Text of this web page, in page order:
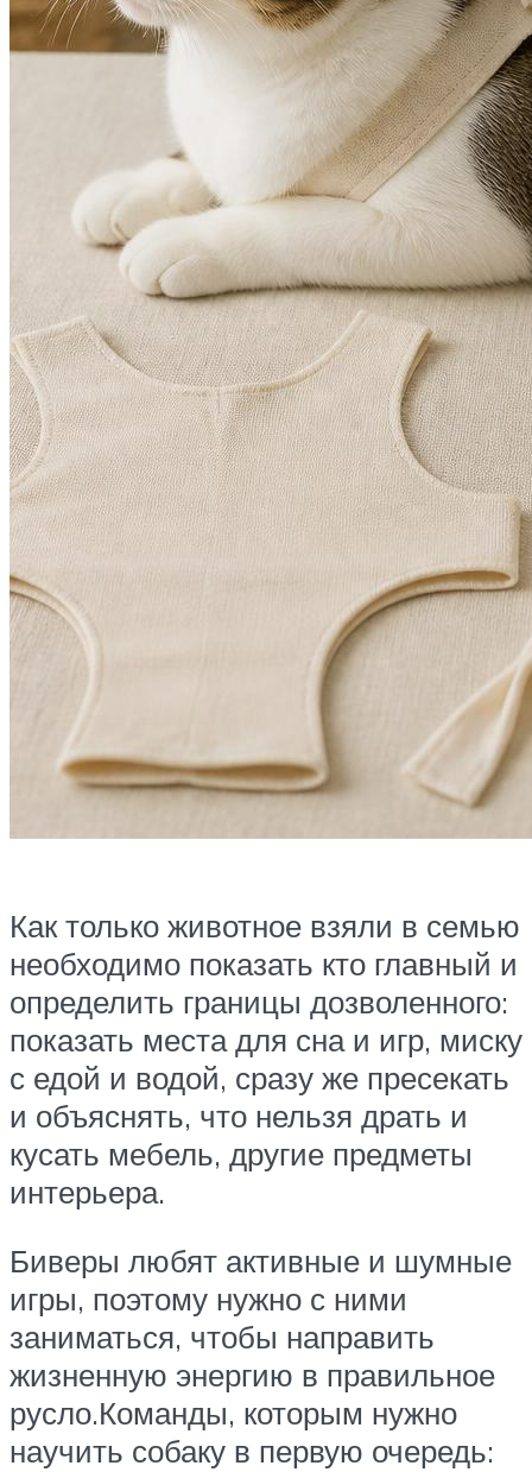
Как только животное взяли в семью
необходимо показать кто главный и
определить границы дозволенного:
показать места для сна и игр, миску
с едой и водой, сразу же пресекать
и объяснять, что нельзя драть и
кусать мебель, другие предметы
интерьера.
Биверы любят активные и шумные
игры, поэтому нужно с ними
заниматься, чтобы направить
жизненную энергию в правильное
русло.Команды, которым нужно
научить собаку в первую очередь: